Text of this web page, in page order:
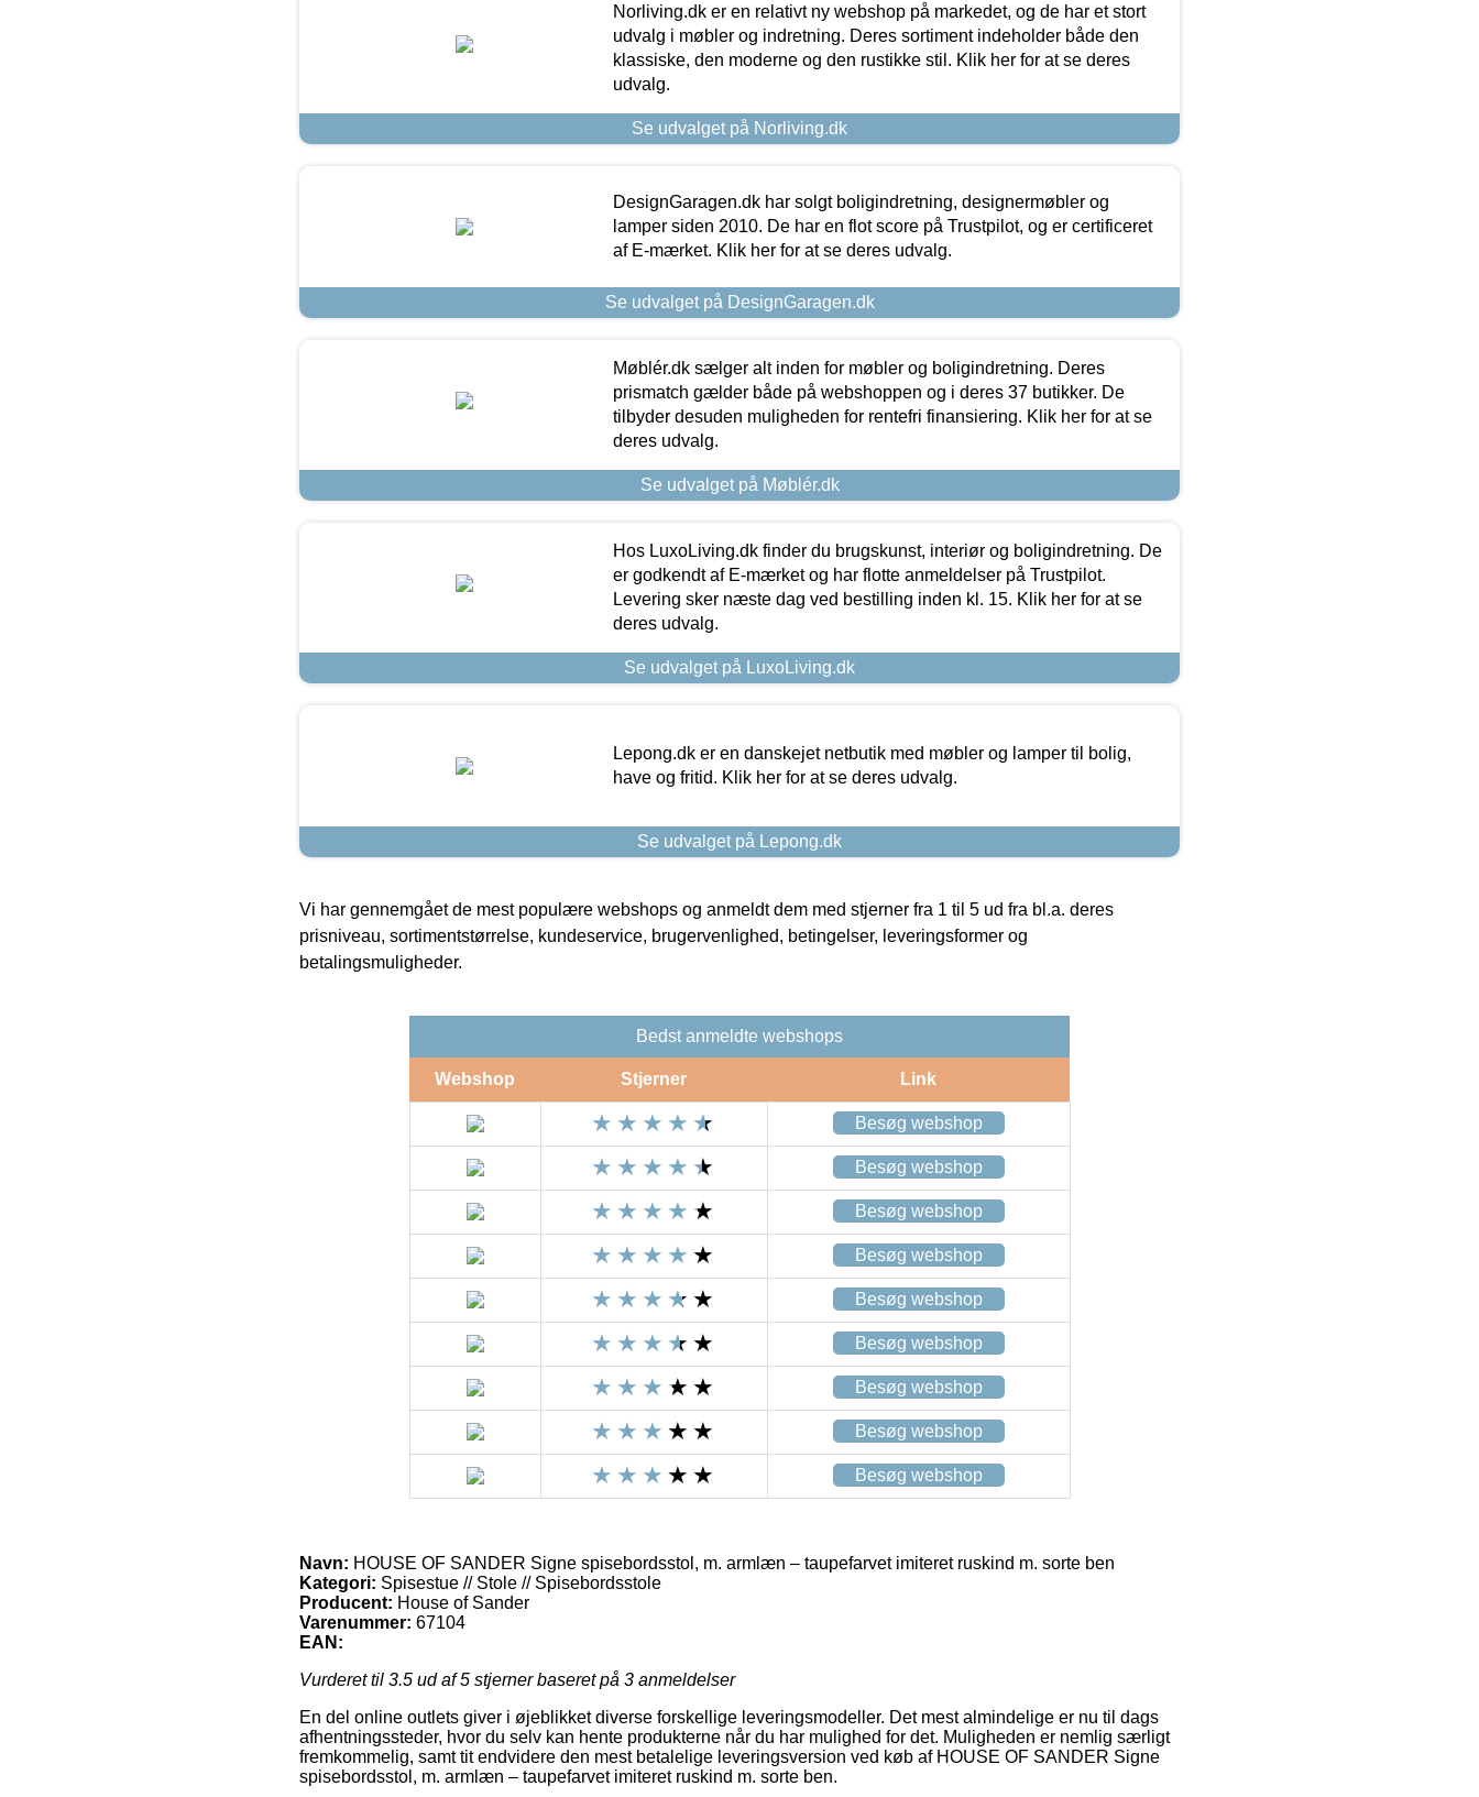
Norliving.dk er en relativt ny webshop på markedet, og de har et stort
udvalg i møbler og indretning. Deres sortiment indeholder både den
klassiske, den moderne og den rustikke stil. Klik her for at se deres
udvalg.
Se udvalget på Norliving.dk
DesignGaragen.dk har solgt boligindretning, designermøbler og
lamper siden 2010. De har en flot score på Trustpilot, og er certificeret
af E-mærket. Klik her for at se deres udvalg.
Se udvalget på DesignGaragen.dk
Møblér.dk sælger alt inden for møbler og boligindretning. Deres
prismatch gælder både på webshoppen og i deres 37 butikker. De
tilbyder desuden muligheden for rentefri finansiering. Klik her for at se
deres udvalg.
Se udvalget på Møblér.dk
Hos LuxoLiving.dk finder du brugskunst, interiør og boligindretning. De
er godkendt af E-mærket og har flotte anmeldelser på Trustpilot.
Levering sker næste dag ved bestilling inden kl. 15. Klik her for at se
deres udvalg.
Se udvalget på LuxoLiving.dk
Lepong.dk er en danskejet netbutik med møbler og lamper til bolig,
have og fritid. Klik her for at se deres udvalg.
Se udvalget på Lepong.dk
Vi har gennemgået de mest populære webshops og anmeldt dem med stjerner fra 1 til 5 ud fra bl.a. deres
prisniveau, sortimentstørrelse, kundeservice, brugervenlighed, betingelser, leveringsformer og
betalingsmuligheder.
Bedst anmeldte webshops
Webshop Stjerner Link
Besøg webshop
Besøg webshop
Besøg webshop
Besøg webshop
Besøg webshop
Besøg webshop
Besøg webshop
Besøg webshop
Besøg webshop
Navn: HOUSE OF SANDER Signe spisebordsstol, m. armlæn – taupefarvet imiteret ruskind m. sorte ben
Kategori: Spisestue // Stole // Spisebordsstole
Producent: House of Sander
Varenummer: 67104
EAN:
Vurderet til 3.5 ud af 5 stjerner baseret på 3 anmeldelser
En del online outlets giver i øjeblikket diverse forskellige leveringsmodeller. Det mest almindelige er nu til dags
afhentningssteder, hvor du selv kan hente produkterne når du har mulighed for det. Muligheden er nemlig særligt
fremkommelig, samt tit endvidere den mest betalelige leveringsversion ved køb af HOUSE OF SANDER Signe
spisebordsstol, m. armlæn – taupefarvet imiteret ruskind m. sorte ben.